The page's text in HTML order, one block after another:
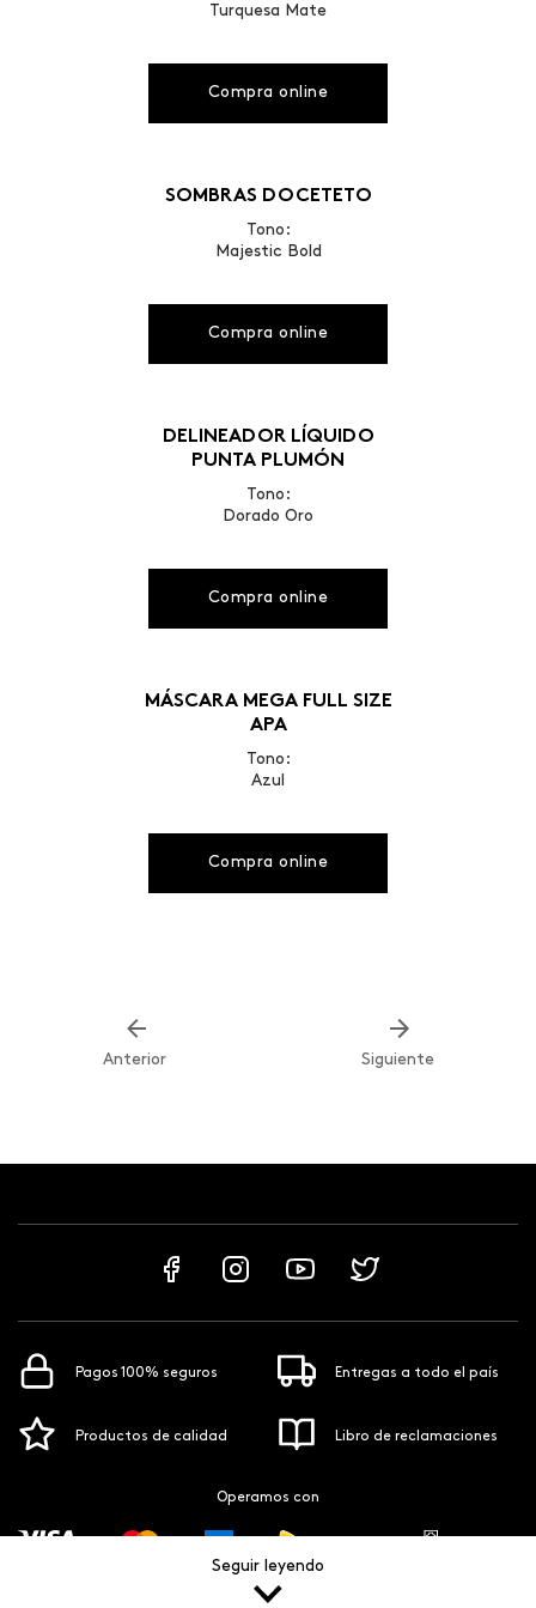
Seguir leyendo
Turquesa Mate
Compra online
SOMBRAS DOCETETO
Tono:
Majestic Bold
Compra online
DELINEADOR LÍQUIDO
PUNTA PLUMÓN
Tono:
Dorado Oro
Compra online
MÁSCARA MEGA FULL SIZE
APA
Tono:
Azul
Compra online
Anterior Siguiente
Pagos 100% seguros Entregas a todo el país
Productos de calidad Libro de reclamaciones
Operamos con